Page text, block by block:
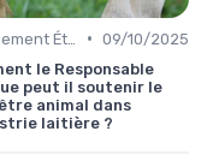
• 09/10/2025
le Responsable
peut il soutenir le
animal dans
laitière ?